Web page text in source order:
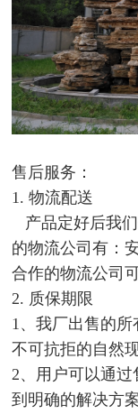
售后服务：
1. 物流配送
产品定好后我
的物流公司有：
合作的物流公司
2. 质保期限
1、我厂出售的
不可抗拒的自然
2、用户可以通
到明确的解决方案